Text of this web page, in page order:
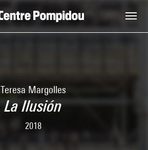
Teresa Margolles
La Ilusión
2018